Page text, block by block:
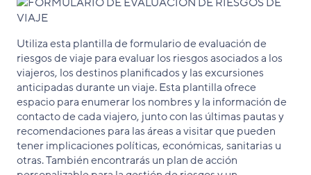
Utiliza esta plantilla de formulario de evaluación de
riesgos de viaje para evaluar los riesgos asociados a los
viajeros, los destinos planificados y las excursiones
anticipadas durante un viaje. Esta plantilla ofrece
espacio para enumerar los nombres y la información de
contacto de cada viajero, junto con las últimas pautas y
recomendaciones para las áreas a visitar que pueden
tener implicaciones políticas, económicas, sanitarias u
otras. También encontrarás un plan de acción